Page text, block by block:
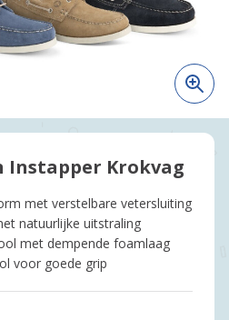
Instapper Krokvag
met verstelbare vetersluiting
natuurlijke uitstraling
met dempende foamlaag
voor goede grip